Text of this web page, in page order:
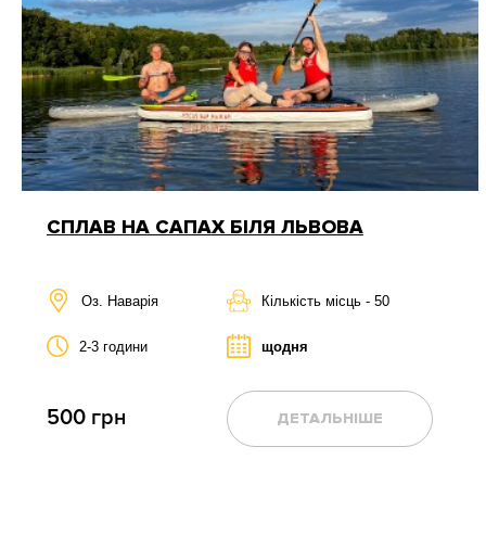
СПЛАВ НА САПАХ БІЛЯ ЛЬВОВА
Оз. Наварія Кількість місць - 50
2-3 години щодня
500 грн ДЕТАЛЬНІШЕ